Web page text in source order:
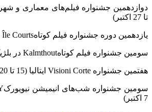
تا 27 اکتبر)
یازدهمین دوره جشنواره فیلم کوتاهÎle Courts موریس (9 تا 12 اکتبر)
سومین جشنواره فیلم کوتاهKalmthout در بلژیک (6 اکتبر)
هفتمین جشنواره Visioni Corte ایتالیا (15 تا 20 اکتبر)
7 اکتبر)